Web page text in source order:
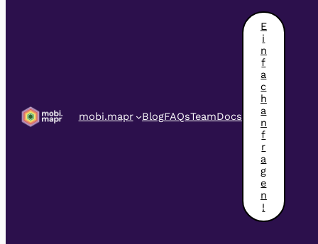
mobi.mapr BlogFAQsTeamDocs
E
i
n
f
a
c
h
a
n
f
r
a
g
e
n
!
Dokumentation